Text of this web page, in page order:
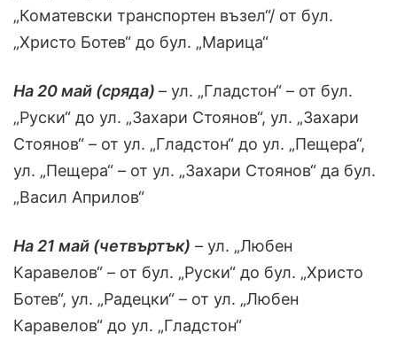
„Коматевски транспортен възел“/ от бул.
„Христо Ботев“ до бул. „Марица“
На 20 май (сряда) – ул. „Гладстон“ – от бул.
„Руски“ до ул. „Захари Стоянов“, ул. „Захари
Стоянов“ – от ул. „Гладстон“ до ул. „Пещера“,
ул. „Пещера“ – от ул. „Захари Стоянов“ да бул.
„Васил Априлов“
На 21 май (четвъртък) – ул. „Любен
Каравелов“ – от бул. „Руски“ до бул. „Христо
Ботев“, ул. „Радецки“ – от ул. „Любен
Каравелов“ до ул. „Гладстон“